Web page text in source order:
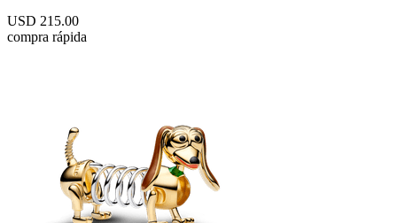
USD 215.00
compra rápida